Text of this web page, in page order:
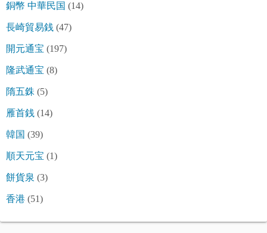
銅幣 中華民国 (14)
長崎貿易銭 (47)
開元通宝 (197)
隆武通宝 (8)
隋五銖 (5)
雁首銭 (14)
韓国 (39)
順天元宝 (1)
餅貨泉 (3)
香港 (51)